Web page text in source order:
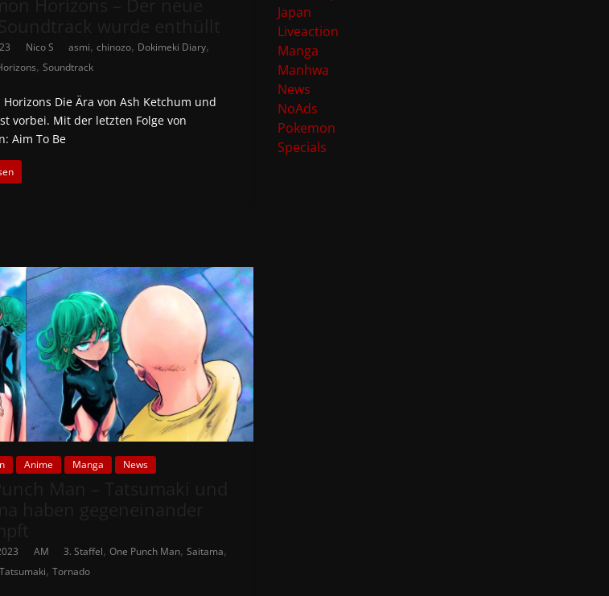
Nico S asmi,chinozo, Dokimeki Diary,
,Soundtrack
Horizons Die Ära von Ash Ketchum und
vorbei. Mit der letzten Folge von
Aim To Be
Anime Manga News
AM 3. Staffel,One Punch Man,Saitama,
Tatsumaki,Tornado
Japan
Liveaction
Manga
Manhwa
News
NoAds
Pokemon
Specials